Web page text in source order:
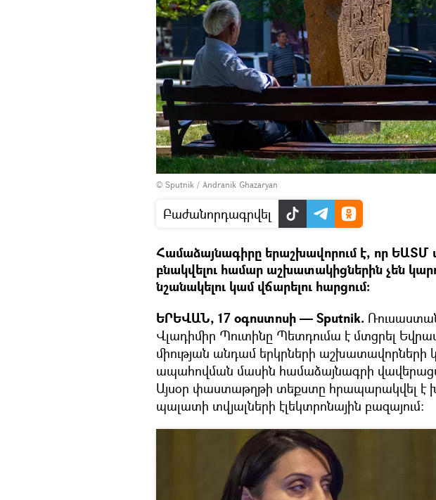
© Sputnik / Andranik Ghazaryan
Բաժանորդագրվել
Համաձայնագիրը երաշխավորում է, որ ԵԱՏՄ
բնակվելու համար աշխատակիցներին չեն
նշանակելու կամ վճարելու հարցում։
ԵՐԵՎԱՆ, 17 օգոստոսի — Sputnik.
Վլադիմիր Պուտինը Պետդումա է մտցրել
միության անդամ երկրների աշխատավորների
ապահովման մասին համաձայնագրի
Այսօր փաստաթղթի տեքստը հրապարակվել է
պալատի տվյալների էլեկտրոնային բազայում։